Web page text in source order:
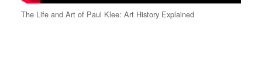
The Life and Art of Paul Klee: Art History Explained